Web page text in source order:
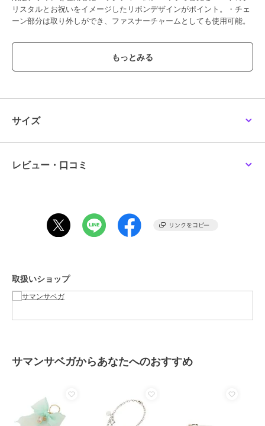
リスタルとお祝いをイメージしたリボンデザインがポイント。・チェ
ーン部分は取り外しができ、ファスナーチャームとしても使用可能。
サマンサベガ
商品カテゴリ
アクセサリー・ヘアアクセサリー
本体（表地1）：ポリエステル 真
鍮 亜鉛合金 エポキシ樹脂 鉄
サイズ
レビュー・口コミ
取扱いショップ
サマンサベガからあなたへのおすすめ